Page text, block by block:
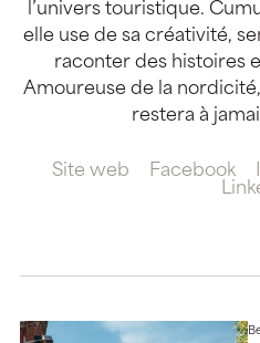
l’univers touristique.
elle use de sa créativité,
raconter des histoires
Amoureuse de la
restera à
Site web Facebook